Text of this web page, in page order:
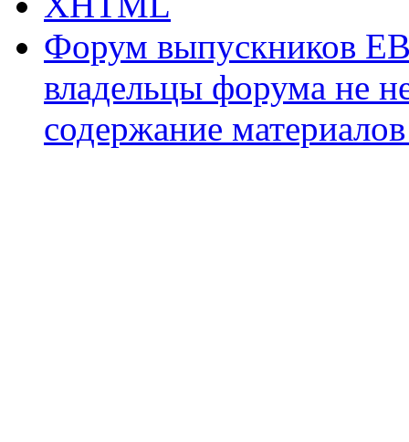
Форум выпускников
владельцы форума не
содержание